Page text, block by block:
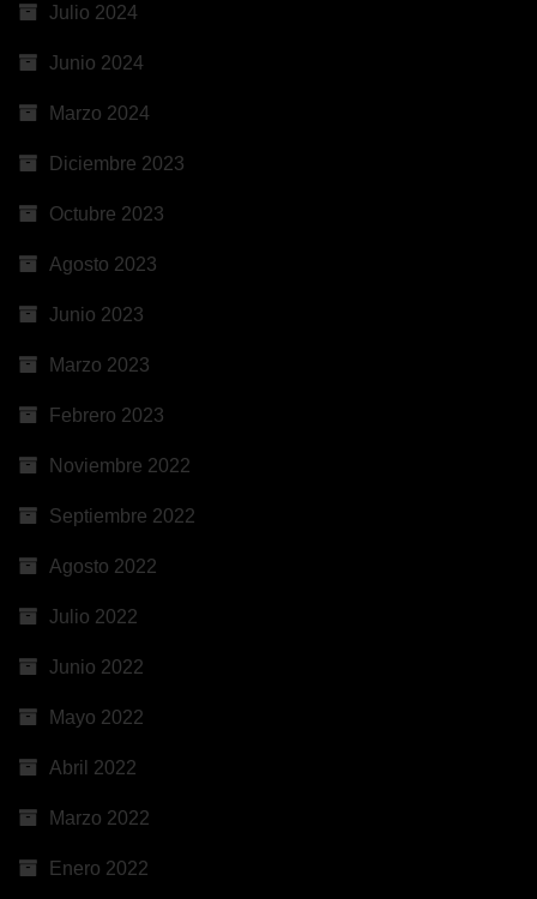
Julio 2024
Junio 2024
Marzo 2024
Diciembre 2023
Octubre 2023
Agosto 2023
Junio 2023
Marzo 2023
Febrero 2023
Noviembre 2022
Septiembre 2022
Agosto 2022
Julio 2022
Junio 2022
Mayo 2022
Abril 2022
Marzo 2022
Enero 2022